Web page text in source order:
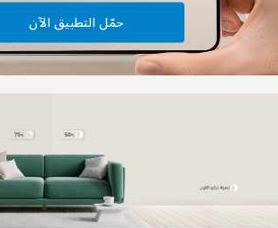
حمّل التطبيق الآن